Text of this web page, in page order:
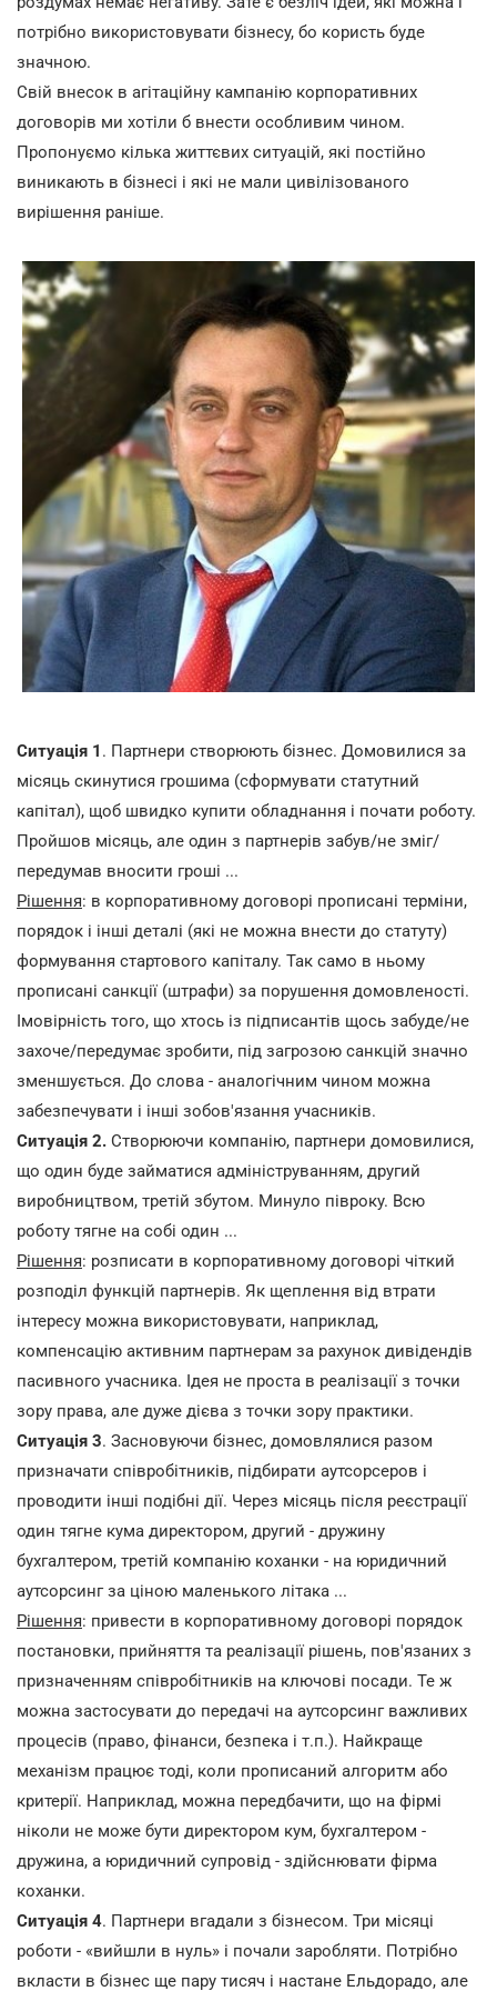
потрібно використовувати бізнесу, бо користь буде
значною.
Свій внесок в агітаційну кампанію корпоративних
договорів ми хотіли б внести особливим чином.
Пропонуємо кілька життєвих ситуацій, які постійно
виникають в бізнесі і які не мали цивілізованого
вирішення раніше.
Ситуація 1 . Партнери створюють бізнес. Домовилися за
місяць скинутися грошима (сформувати статутний
капітал), щоб швидко купити обладнання і почати роботу.
Пройшов місяць, але один з партнерів забув/не зміг/
передумав вносити гроші ...
Рішення: в корпоративному договорі прописані терміни,
порядок і інші деталі (які не можна внести до статуту)
формування стартового капіталу. Так само в ньому
прописані санкції (штрафи) за порушення домовленості.
Імовірність того, що хтось із підписантів щось забуде/не
захоче/передумає зробити, під загрозою санкцій значно
зменшується. До слова - аналогічним чином можна
забезпечувати і інші зобов'язання учасників.
Ситуація 2. Створюючи компанію, партнери домовилися,
що один буде займатися адмініструванням, другий
виробництвом, третій збутом. Минуло півроку. Всю
роботу тягне на собі один ...
Рішення: розписати в корпоративному договорі чіткий
розподіл функцій партнерів. Як щеплення від втрати
інтересу можна використовувати, наприклад,
компенсацію активним партнерам за рахунок дивідендів
пасивного учасника. Ідея не проста в реалізації з точки
зору права, але дуже дієва з точки зору практики.
Ситуація 3. Засновуючи бізнес, домовлялися разом
призначати співробітників, підбирати аутсорсеров і
проводити інші подібні дії. Через місяць після реєстрації
один тягне кума директором, другий - дружину
бухгалтером, третій компанію коханки - на юридичний
аутсорсинг за ціною маленького літака ...
Рішення: привести в корпоративному договорі порядок
постановки, прийняття та реалізації рішень, пов'язаних з
призначенням співробітників на ключові посади. Те ж
можна застосувати до передачі на аутсорсинг важливих
процесів (право, фінанси, безпека і т.п.). Найкраще
механізм працює тоді, коли прописаний алгоритм або
критерії. Наприклад, можна передбачити, що на фірмі
ніколи не може бути директором кум, бухгалтером -
дружина, а юридичний супровід - здійснювати фірма
коханки.
Ситуація 4. Партнери вгадали з бізнесом. Три місяці
роботи - «вийшли в нуль» і почали заробляти. Потрібно
вкласти в бізнес ще пару тисяч і настане Ельдорадо, але